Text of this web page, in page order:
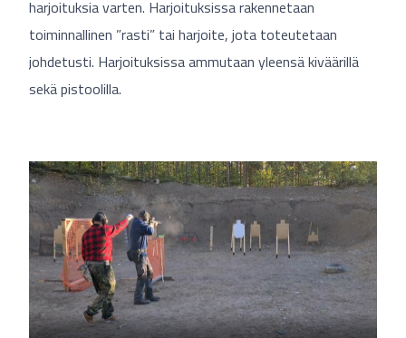
harjoituksia varten. Harjoituksissa rakennetaan
toiminnallinen ”rasti” tai harjoite, jota toteutetaan
johdetusti. Harjoituksissa ammutaan yleensä kiväärillä
sekä pistoolilla.